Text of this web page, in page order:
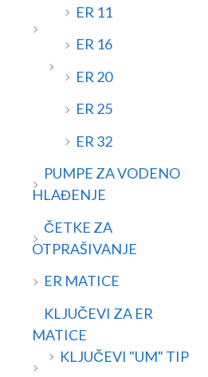
ER 11
ER 16
ER 20
ER 25
ER 32
PUMPE ZA VODENO
HLAĐENJE
ČETKE ZA
OTPRAŠIVANJE
ER MATICE
KLJUČEVI ZA ER
MATICE
KLJUČEVI "UM" TIP